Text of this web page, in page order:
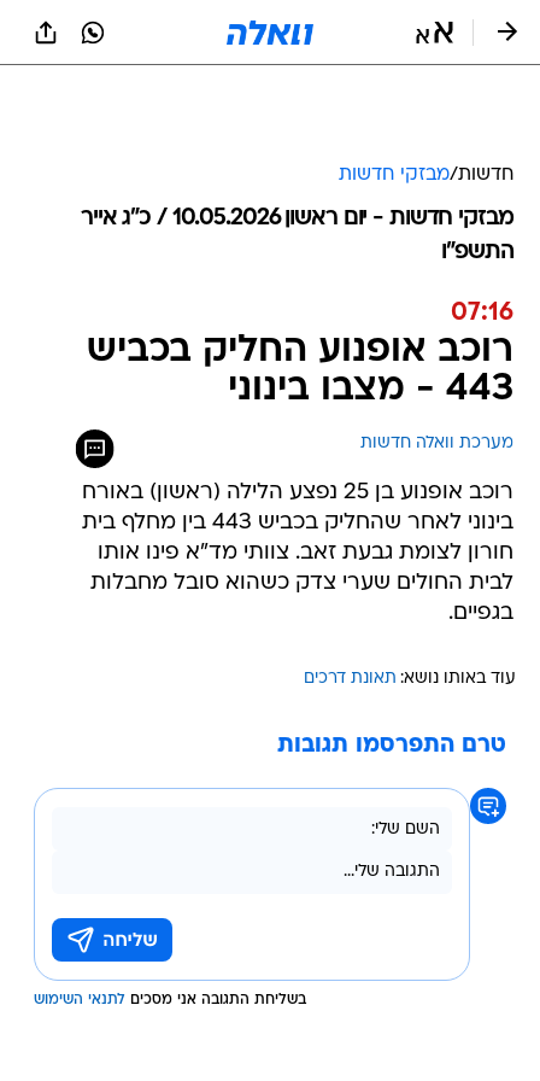
חדשות/מבזקי חדשות
מבזקי חדשות - יום ראשון 10.05.2026 / כ״ג אייר
התשפ"ו
07:16
רוכב אופנוע החליק בכביש
443 - מצבו בינוני
מערכת וואלה חדשות
רוכב אופנוע בן 25 נפצע הלילה (ראשון) באורח
בינוני לאחר שהחליק בכביש 443 בין מחלף בית
חורון לצומת גבעת זאב. צוותי מד"א פינו אותו
לבית החולים שערי צדק כשהוא סובל מחבלות
בגפיים.
עוד באותו נושא: תאונת דרכים
טרם התפרסמו תגובות
בשליחת התגובה אני מסכים לתנאי השימוש